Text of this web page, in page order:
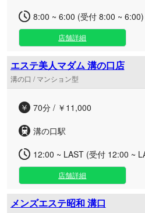
8:00 ~ 6:00 (受付 8:00 ~ 6:00)
店舗詳細
エステ美人マダム 溝の口店
溝の口 / マンション型
70分 / ￥11,000
溝の口駅
12:00 ~ LAST (受付 12:00 ~
店舗詳細
メンズエステ昭和 溝口